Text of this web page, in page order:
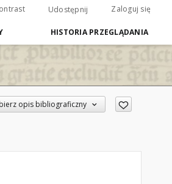
Udostępnij Zaloguj się
HISTORIA PRZEGLĄDANIA
opis bibliograficzny